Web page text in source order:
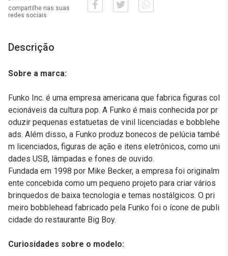
compartilhe nas suas
redes sociais
Descrição
Sobre a marca:
Funko Inc. é uma empresa americana que fabrica figuras col
ecionáveis da cultura pop. A Funko é mais conhecida por pr
oduzir pequenas estatuetas de vinil licenciadas e bobblehe
ads. Além disso, a Funko produz bonecos de pelúcia també
m licenciados, figuras de ação e itens eletrônicos, como uni
dades USB, lâmpadas e fones de ouvido.
Fundada em 1998 por Mike Becker, a empresa foi originalm
ente concebida como um pequeno projeto para criar vários
brinquedos de baixa tecnologia e temas nostálgicos. O pri
meiro bobblehead fabricado pela Funko foi o ícone de publi
cidade do restaurante Big Boy.
Curiosidades sobre o modelo: